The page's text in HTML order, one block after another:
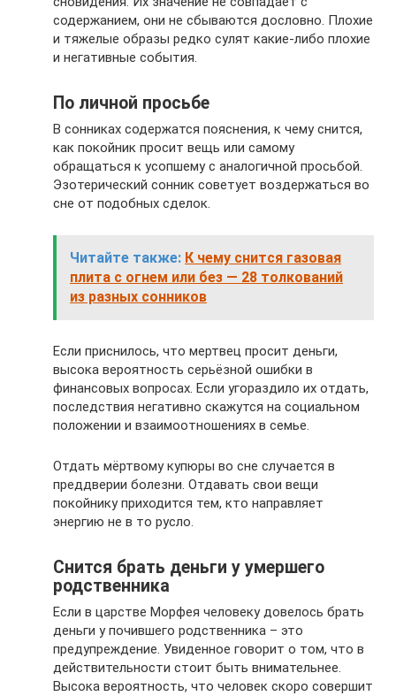
содержанием, они не сбываются дословно. Плохие
и тяжелые образы редко сулят какие-либо плохие
и негативные события.
По личной просьбе
В сонниках содержатся пояснения, к чему снится,
как покойник просит вещь или самому
обращаться к усопшему с аналогичной просьбой.
Эзотерический сонник советует воздержаться во
сне от подобных сделок.
Читайте также: К чему снится газовая
плита с огнем или без — 28 толкований
из разных сонников
Если приснилось, что мертвец просит деньги,
высока вероятность серьёзной ошибки в
финансовых вопросах. Если угораздило их отдать,
последствия негативно скажутся на социальном
положении и взаимоотношениях в семье.
Отдать мёртвому купюры во сне случается в
преддверии болезни. Отдавать свои вещи
покойнику приходится тем, кто направляет
энергию не в то русло.
Снится брать деньги у умершего
родственника
Если в царстве Морфея человеку довелось брать
деньги у почившего родственника – это
предупреждение. Увиденное говорит о том, что в
действительности стоит быть внимательнее.
Высока вероятность, что человек скоро совершит